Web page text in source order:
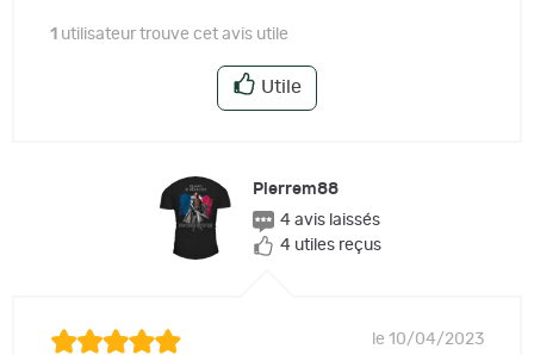
1 utilisateur trouve cet avis utile
Utile
Pierrem88
4 avis laissés
4 utiles reçus
le 10/04/2023